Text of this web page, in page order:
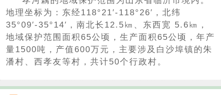
地理坐标为：东经118°21′-118°26′，北纬
35°09′-35°14′，南北长12.5㎞、东西宽 5.6㎞，
地域保护范围面积65公顷，生产面积65公顷，年产
量1500吨，产值600万元，主要涉及白沙埠镇的朱
潘村、西孝友等村，共计50个行政村。